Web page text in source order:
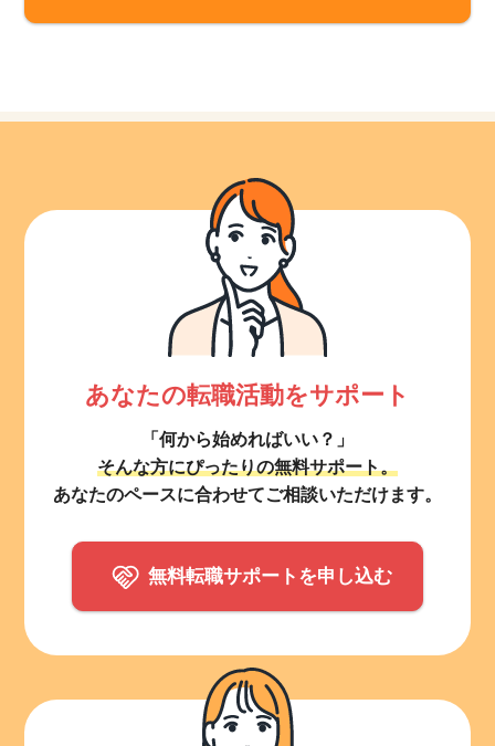
あなたの転職活動をサポート
「何から始めればいい？」
そんな方にぴったりの無料サポート。
あなたのペースに合わせてご相談いただけます。
無料転職サポートを申し込む